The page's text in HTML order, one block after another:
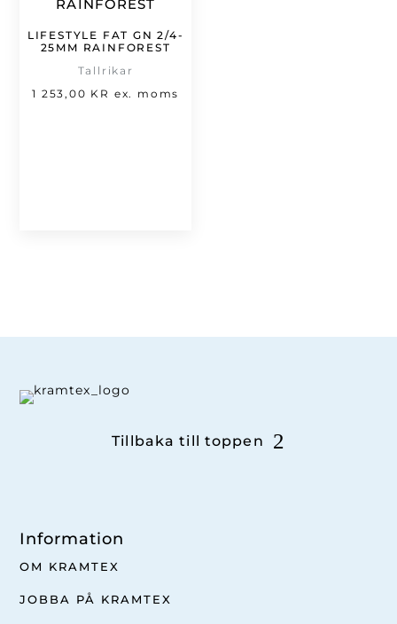
LIFESTYLE FAT GN 2/4-
25MM RAINFOREST
Tallrikar
1 253,00 KR ex. moms
Tillbaka till toppen
Information
OM KRAMTEX
JOBBA PÅ KRAMTEX